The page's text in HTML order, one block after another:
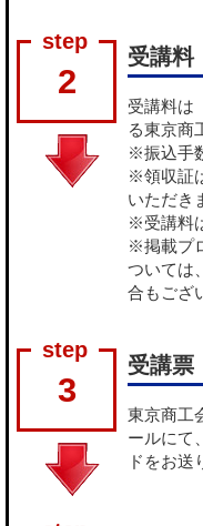
2
受講料
受講料は
る東京商
※振込手
※領収証
いただき
※受講料
※掲載プ
ついては
合もござ
3
受講票
東京商工
ールにて
ドをお送